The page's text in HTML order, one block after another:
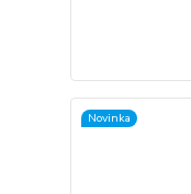
Novinka